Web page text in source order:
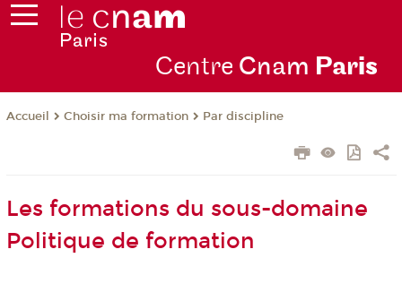
Centre Cnam Paris
Accueil Choisir ma formation Par discipline
Les formations du sous-domaine
Politique de formation